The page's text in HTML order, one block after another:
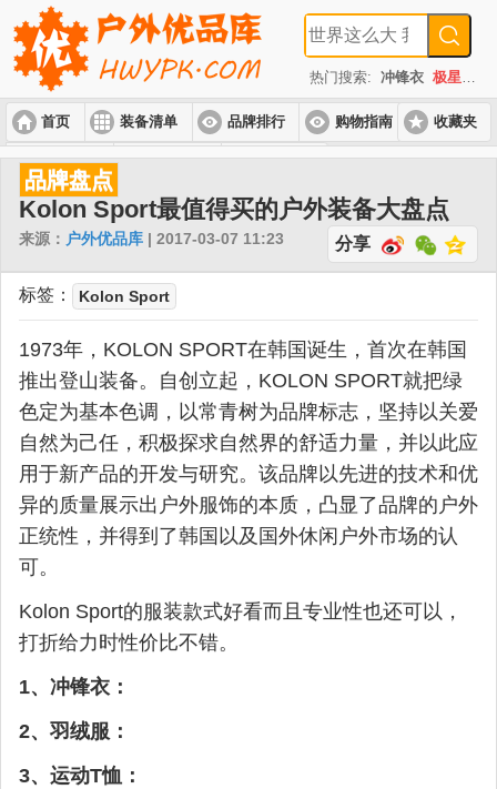
热门搜索: 冲锋衣 极星
首页 装备清单 品牌排行 购物指南
入门套装 进阶套装 高端套装
收藏夹
品牌盘点
Kolon Sport最值得买的户外装备大盘点
分享
来源： 户外优品库 | 2017-03-07 11:23
标签： Kolon Sport
1973年，KOLON SPORT在韩国诞生，首次在韩国
推出登山装备。自创立起，KOLON SPORT就把绿
色定为基本色调，以常青树为品牌标志，坚持以关爱
自然为己任，积极探求自然界的舒适力量，并以此应
用于新产品的开发与研究。该品牌以先进的技术和优
异的质量展示出户外服饰的本质，凸显了品牌的户外
正统性，并得到了韩国以及国外休闲户外市场的认
可。
Kolon Sport的服装款式好看而且专业性也还可以，
打折给力时性价比不错。
1、冲锋衣：
2、羽绒服：
3、运动T恤：